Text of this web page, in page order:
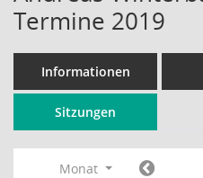
Termine 2019
Informationen
Sitzungen
Monat